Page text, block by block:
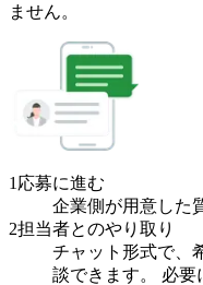
ません。
1 応募に進む
企業側が用意した
2担当者とのやり取り
チャット形式で、
談できます。 必要